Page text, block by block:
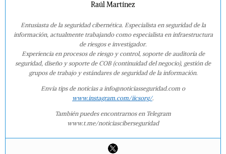
Raúl Martínez
Entusiasta de la seguridad cibernética. Especialista en seguridad de la
información, actualmente trabajando como especialista en infraestructura
de riesgos e investigador.
Experiencia en procesos de riesgo y control, soporte de auditoría de
seguridad, diseño y soporte de COB (continuidad del negocio), gestión de
grupos de trabajo y estándares de seguridad de la información.
Envía tips de noticias a info@noticiasseguridad.com o
www.instagram.com/iicsorg/.
También puedes encontrarnos en Telegram
www.t.me/noticiasciberseguridad